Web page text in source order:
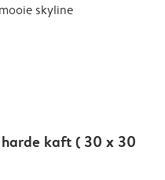
skyline
kaft ( 30 x 30